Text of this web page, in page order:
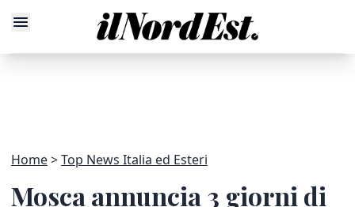
Home Top News Italia ed Esteri
Mosca annuncia 3 giorni di